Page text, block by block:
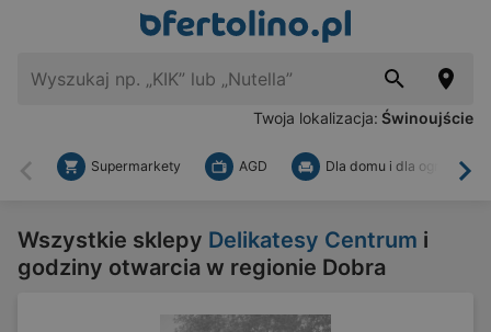
Twoja lokalizacja: Świnoujście
Wstecz
Supermarkety AGD Dla domu i dla ogrodu
Wszystkie sklepy Delikatesy Centrum i
godziny otwarcia w regionie Dobra